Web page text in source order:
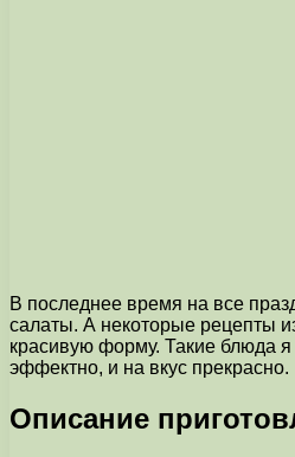
В последнее время на все
салаты. А некоторые рецепты
красивую форму. Такие блюда
эффектно, и на вкус прекрасно.
Описание